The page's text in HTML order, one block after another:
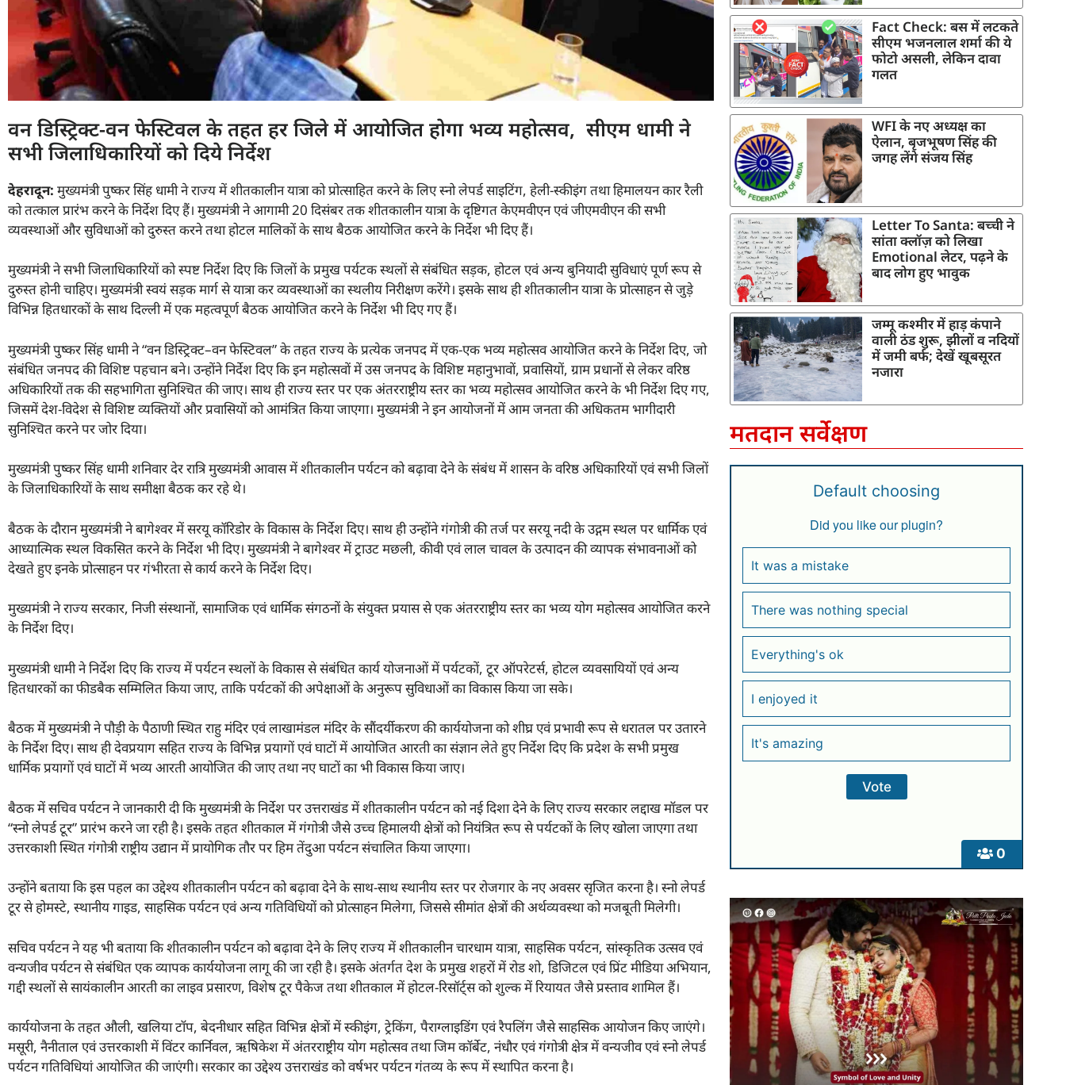
वन डिस्ट्रिक्ट-वन फेस्टिवल के तहत हर जिले में आयोजित होगा भव्य महोत्सव, सीएम धामी ने
सभी जिलाधिकारियों को दिये निर्देश
देहरादून: मुख्यमंत्री पुष्कर सिंह धामी ने राज्य में शीतकालीन यात्रा को प्रोत्साहित करने के लिए स्नो लेपर्ड साइटिंग, हेली-स्कीइंग तथा हिमालयन कार रैली
को तत्काल प्रारंभ करने के निर्देश दिए हैं। मुख्यमंत्री ने आगामी 20 दिसंबर तक शीतकालीन यात्रा के दृष्टिगत केएमवीएन एवं जीएमवीएन की सभी
व्यवस्थाओं और सुविधाओं को दुरुस्त करने तथा होटल मालिकों के साथ बैठक आयोजित करने के निर्देश भी दिए हैं।
मुख्यमंत्री ने सभी जिलाधिकारियों को स्पष्ट निर्देश दिए कि जिलों के प्रमुख पर्यटक स्थलों से संबंधित सड़क, होटल एवं अन्य बुनियादी सुविधाएं पूर्ण रूप से
दुरुस्त होनी चाहिए। मुख्यमंत्री स्वयं सड़क मार्ग से यात्रा कर व्यवस्थाओं का स्थलीय निरीक्षण करेंगे। इसके साथ ही शीतकालीन यात्रा के प्रोत्साहन से जुड़े
विभिन्न हितधारकों के साथ दिल्ली में एक महत्वपूर्ण बैठक आयोजित करने के निर्देश भी दिए गए हैं।
मुख्यमंत्री पुष्कर सिंह धामी ने “वन डिस्ट्रिक्ट–वन फेस्टिवल” के तहत राज्य के प्रत्येक जनपद में एक-एक भव्य महोत्सव आयोजित करने के निर्देश दिए, जो
संबंधित जनपद की विशिष्ट पहचान बने। उन्होंने निर्देश दिए कि इन महोत्सवों में उस जनपद के विशिष्ट महानुभावों, प्रवासियों, ग्राम प्रधानों से लेकर वरिष्ठ
अधिकारियों तक की सहभागिता सुनिश्चित की जाए। साथ ही राज्य स्तर पर एक अंतरराष्ट्रीय स्तर का भव्य महोत्सव आयोजित करने के भी निर्देश दिए गए,
जिसमें देश-विदेश से विशिष्ट व्यक्तियों और प्रवासियों को आमंत्रित किया जाएगा। मुख्यमंत्री ने इन आयोजनों में आम जनता की अधिकतम भागीदारी
सुनिश्चित करने पर जोर दिया।
मुख्यमंत्री पुष्कर सिंह धामी शनिवार देर रात्रि मुख्यमंत्री आवास में शीतकालीन पर्यटन को बढ़ावा देने के संबंध में शासन के वरिष्ठ अधिकारियों एवं सभी जिलों
के जिलाधिकारियों के साथ समीक्षा बैठक कर रहे थे।
बैठक के दौरान मुख्यमंत्री ने बागेश्वर में सरयू कॉरिडोर के विकास के निर्देश दिए। साथ ही उन्होंने गंगोत्री की तर्ज पर सरयू नदी के उद्गम स्थल पर धार्मिक एवं
आध्यात्मिक स्थल विकसित करने के निर्देश भी दिए। मुख्यमंत्री ने बागेश्वर में ट्राउट मछली, कीवी एवं लाल चावल के उत्पादन की व्यापक संभावनाओं को
देखते हुए इनके प्रोत्साहन पर गंभीरता से कार्य करने के निर्देश दिए।
मुख्यमंत्री ने राज्य सरकार, निजी संस्थानों, सामाजिक एवं धार्मिक संगठनों के संयुक्त प्रयास से एक अंतरराष्ट्रीय स्तर का भव्य योग महोत्सव आयोजित करने
के निर्देश दिए।
मुख्यमंत्री धामी ने निर्देश दिए कि राज्य में पर्यटन स्थलों के विकास से संबंधित कार्य योजनाओं में पर्यटकों, टूर ऑपरेटर्स, होटल व्यवसायियों एवं अन्य
हितधारकों का फीडबैक सम्मिलित किया जाए, ताकि पर्यटकों की अपेक्षाओं के अनुरूप सुविधाओं का विकास किया जा सके।
बैठक में मुख्यमंत्री ने पौड़ी के पैठाणी स्थित राहु मंदिर एवं लाखामंडल मंदिर के सौंदर्यीकरण की कार्ययोजना को शीघ्र एवं प्रभावी रूप से धरातल पर उतारने
के निर्देश दिए। साथ ही देवप्रयाग सहित राज्य के विभिन्न प्रयागों एवं घाटों में आयोजित आरती का संज्ञान लेते हुए निर्देश दिए कि प्रदेश के सभी प्रमुख
धार्मिक प्रयागों एवं घाटों में भव्य आरती आयोजित की जाए तथा नए घाटों का भी विकास किया जाए।
बैठक में सचिव पर्यटन ने जानकारी दी कि मुख्यमंत्री के निर्देश पर उत्तराखंड में शीतकालीन पर्यटन को नई दिशा देने के लिए राज्य सरकार लद्दाख मॉडल पर
“स्नो लेपर्ड टूर” प्रारंभ करने जा रही है। इसके तहत शीतकाल में गंगोत्री जैसे उच्च हिमालयी क्षेत्रों को नियंत्रित रूप से पर्यटकों के लिए खोला जाएगा तथा
उत्तरकाशी स्थित गंगोत्री राष्ट्रीय उद्यान में प्रायोगिक तौर पर हिम तेंदुआ पर्यटन संचालित किया जाएगा।
उन्होंने बताया कि इस पहल का उद्देश्य शीतकालीन पर्यटन को बढ़ावा देने के साथ-साथ स्थानीय स्तर पर रोजगार के नए अवसर सृजित करना है। स्नो लेपर्ड
टूर से होमस्टे, स्थानीय गाइड, साहसिक पर्यटन एवं अन्य गतिविधियों को प्रोत्साहन मिलेगा, जिससे सीमांत क्षेत्रों की अर्थव्यवस्था को मजबूती मिलेगी।
सचिव पर्यटन ने यह भी बताया कि शीतकालीन पर्यटन को बढ़ावा देने के लिए राज्य में शीतकालीन चारधाम यात्रा, साहसिक पर्यटन, सांस्कृतिक उत्सव एवं
वन्यजीव पर्यटन से संबंधित एक व्यापक कार्ययोजना लागू की जा रही है। इसके अंतर्गत देश के प्रमुख शहरों में रोड शो, डिजिटल एवं प्रिंट मीडिया अभियान,
गद्दी स्थलों से सायंकालीन आरती का लाइव प्रसारण, विशेष टूर पैकेज तथा शीतकाल में होटल-रिसॉर्ट्स को शुल्क में रियायत जैसे प्रस्ताव शामिल हैं।
कार्ययोजना के तहत औली, खलिया टॉप, बेदनीधार सहित विभिन्न क्षेत्रों में स्कीइंग, ट्रेकिंग, पैराग्लाइडिंग एवं रैपलिंग जैसे साहसिक आयोजन किए जाएंगे।
मसूरी, नैनीताल एवं उत्तरकाशी में विंटर कार्निवल, ऋषिकेश में अंतरराष्ट्रीय योग महोत्सव तथा जिम कॉर्बेट, नंधौर एवं गंगोत्री क्षेत्र में वन्यजीव एवं स्नो लेपर्ड
पर्यटन गतिविधियां आयोजित की जाएंगी। सरकार का उद्देश्य उत्तराखंड को वर्षभर पर्यटन गंतव्य के रूप में स्थापित करना है।
Fact Check: बस में लटकते
सीएम भजनलाल शर्मा की ये
फोटो असली, लेकिन दावा
गलत
WFI के नए अध्यक्ष का
ऐलान, बृजभूषण सिंह की
जगह लेंगे संजय सिंह
Letter To Santa: बच्ची ने
सांता क्लॉज़ को लिखा
Emotional लेटर, पढ़ने के
बाद लोग हुए भावुक
जम्मू कश्मीर में हाड़ कंपाने
वाली ठंड शुरू, झीलों व नदियों
में जमी बर्फ; देखें खूबसूरत
नजारा
मतदान सर्वेक्षण
0
Default choosing
Did you like our plugin?
It was a mistake
There was nothing special
Everything's ok
I enjoyed it
It's amazing